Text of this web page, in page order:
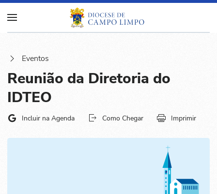
Eventos
Reunião da Diretoria do
IDTEO
Incluir na Agenda Como Chegar Imprimir